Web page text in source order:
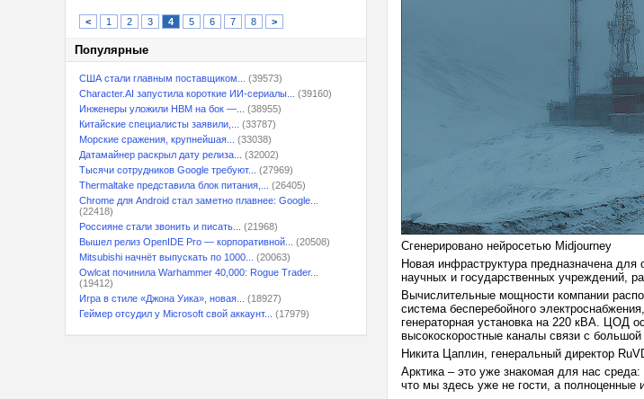
< 1 2 3 4 5 6 7 8 >
Популярные
США стали главным поставщиком...
(39573)
Character.AI запустила короткие ИИ-сериалы...
(39160)
Инженеры уложили HBM на бок —...
(38955)
Китайские специалисты заявили,...
(33787)
Морские сражения, крупнейшая...
(33038)
Датамайнер раскрыл дату релиза...
(32002)
Тысячи сотрудников Google требуют...
(27969)
Thermaltake представила блок питания,...
(26405)
Chrome для Android стал заметно плавнее: Google...
(22418)
Россияне стали звонить и писать...
(21968)
Вышел релиз OpenIDE Pro — корпоративной...
(20508)
Mitsubishi начнёт выпускать по 1000...
(20063)
Owlcat починила Warhammer 40,000: Rogue Trader...
(19412)
Игра в стиле «Джона Уика», новая...
(18927)
Геймер отсудил у Microsoft свой аккаунт...
(17979)
Сгенерировано нейросетью Midjourney
Новая инфраструктура предназначена для
научных и государственных учреждений,
Вычислительные мощности компании
система бесперебойного
генераторная установка на 220 кВА. ЦОД
высокоскоростные каналы связи с
Никита Цаплин, генеральный директор
Арктика – это уже знакомая для нас
что мы здесь уже не гости, а полноценные